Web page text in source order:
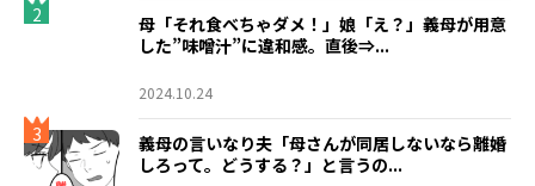
2
母「それ食べちゃダメ！」娘「え？」義母が用意
した”味噌汁”に違和感。直後⇒...
2024.10.24
3
義母の言いなり夫「母さんが同居しないなら離婚
しろって。どうする？」と言うの...